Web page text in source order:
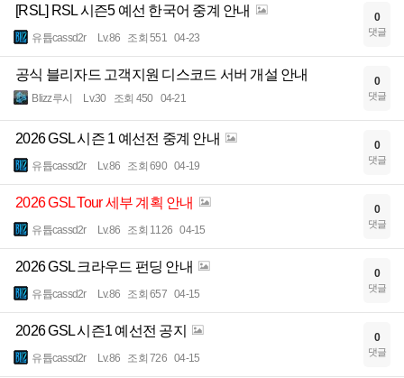
[RSL] RSL 시즌5 예선 한국어 중계 안내
유튭cassd2r Lv.86 조회 551 04-23
0
댓글
공식 블리자드 고객지원 디스코드 서버 개설 안내
Blizz루시 Lv.30 조회 450 04-21
0
댓글
2026 GSL 시즌 1 예선전 중계 안내
유튭cassd2r Lv.86 조회 690 04-19
0
댓글
2026 GSL Tour 세부 계획 안내
유튭cassd2r Lv.86 조회 1126 04-15
0
댓글
2026 GSL 크라우드 펀딩 안내
유튭cassd2r Lv.86 조회 657 04-15
0
댓글
2026 GSL 시즌1 예선전 공지
유튭cassd2r Lv.86 조회 726 04-15
0
댓글